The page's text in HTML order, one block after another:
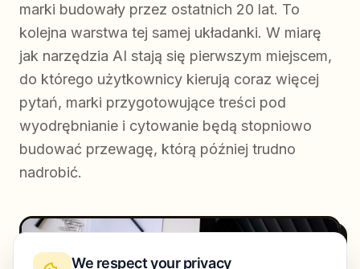
marki budowały przez ostatnich 20 lat. To
kolejna warstwa tej samej układanki. W miarę
jak narzędzia AI stają się pierwszym miejscem,
do którego użytkownicy kierują coraz więcej
pytań, marki przygotowujące treści pod
wyodrębnianie i cytowanie będą stopniowo
budować przewagę, którą później trudno
nadrobić.
We respect your privacy